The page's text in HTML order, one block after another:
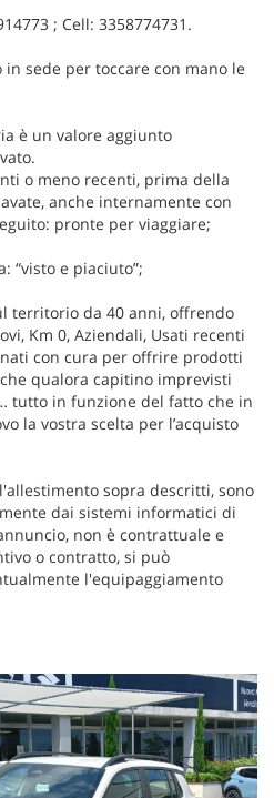
; Cell: 3358774731.
sede per toccare con mano le
è un valore aggiunto
o meno recenti, prima della
anche internamente con
pronte per viaggiare;
“visto e piaciuto”;
territorio da 40 anni, offrendo
Km 0, Aziendali, Usati recenti
con cura per offrire prodotti
qualora capitino imprevisti
tutto in funzione del fatto che in
la vostra scelta per l’acquisto
sopra descritti, sono
dai sistemi informatici di
non è contrattuale e
o contratto, si può
l'equipaggiamento